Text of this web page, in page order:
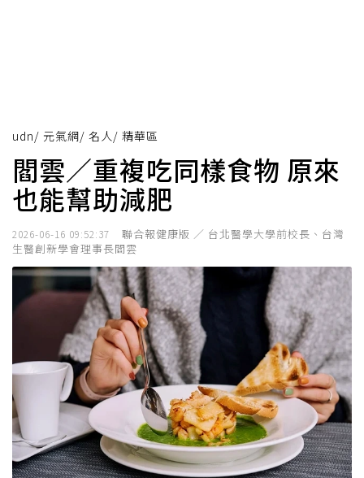
udn/ 元氣網/ 名人/ 精華區
閻雲／重複吃同樣食物 原來
也能幫助減肥
2026-06-16 09:52:37
聯合報健康版 ／ 台北醫學大學前校長、台灣
生醫創新學會理事長閻雲